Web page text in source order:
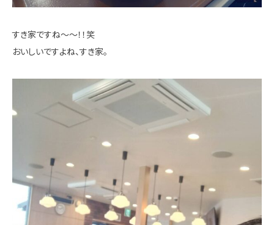
すき家ですね～～！！笑
おいしいですよね、すき家。